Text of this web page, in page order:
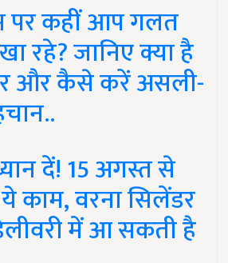
पर कहीं आप गलत
रहे? जानिए क्या है
और कैसे करें असली-
दें! 15 अगस्त से
काम, वरना सिलेंडर
में आ सकती है